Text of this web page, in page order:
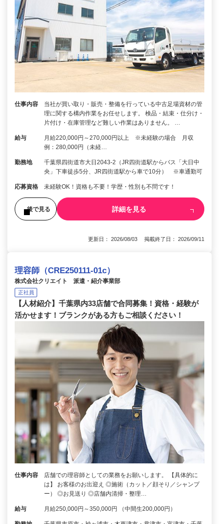
仕事内容
当社が買い取り・販売・整備を行っている中古足場資材の管
理に関する構内作業をお任せします。 検品・結束・仕分け・
片付け・在庫管理など難しい作業はありません。 …
給与
月給220,000円～270,000円以上 ※未経験の場合 月収
例：280,000円（未経…
勤務地
千葉県四街道市大日2043-2（JR四街道駅からバス「大日中
央」下車徒歩5分、JR四街道駅から車で10分） ※車通勤可
応募資格 未経験OK！資格も不要！学歴・性別も不問です！
後で見る 詳細を見る
更新日： 2026/08/03 掲載終了日： 2026/09/11
理容師（CRE250111-01c）
株式会社クリエイト 派遣・紹介事業部
正社員
【人材紹介】千葉県内33店舗で合同募集！資格・経験が
活かせます！ブランクがある方もご相談ください！
仕事内容
店舗での理容師としての業務をお願いします。 【具体的に
は】 お客様のお出迎え ◎施術（カット／顔そり／シャンプ
ー） ◎お見送り ◎店舗内清掃・整理…
給与 月給250,000円～350,000円 （中間生200,000円）